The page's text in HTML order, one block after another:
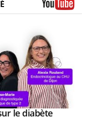
le diabèteYoutube